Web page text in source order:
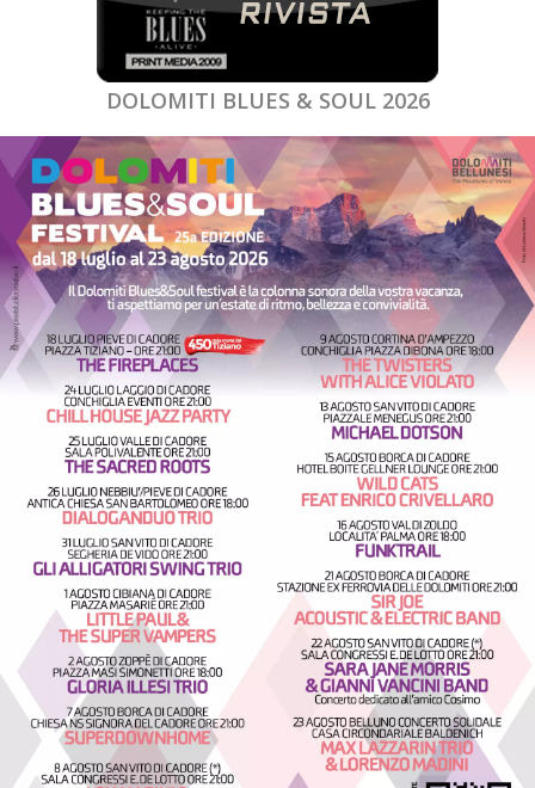
DOLOMITI BLUES & SOUL 2026